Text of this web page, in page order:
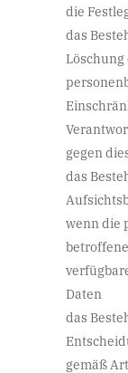
die
das
gegen
das
wenn die
Daten
das
gemäß